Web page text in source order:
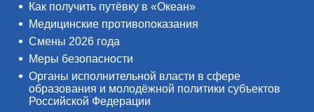
Как получить путёвку в «Океан»
Медицинские противопоказания
Смены 2026 года
Меры безопасности
Органы исполнительной власти в сфере
образования и молодёжной политики субъектов
Российской Федерации